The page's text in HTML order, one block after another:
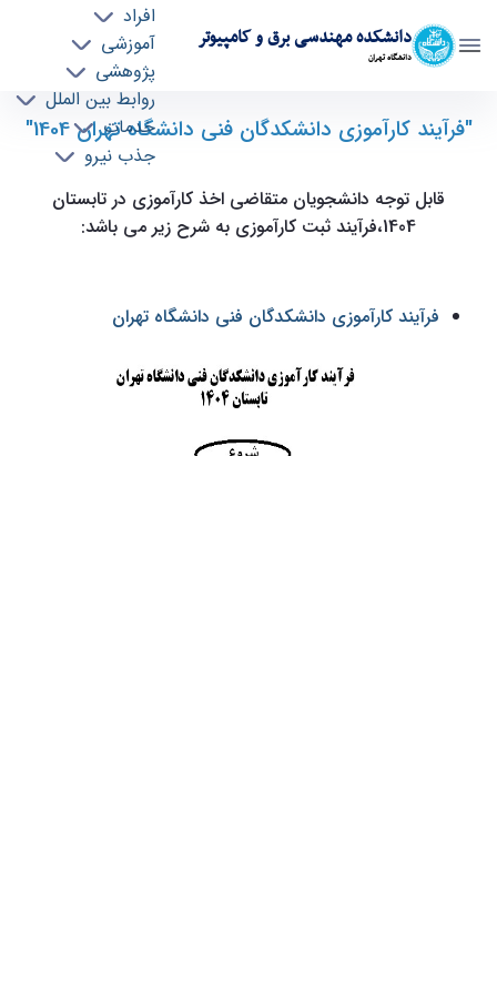
دانشکده مهندسی برق و کامپیوتر
دانشگاه تهران
افراد
آموزشی
پژوهشی
روابط بین الملل
خدمات
جذب نیرو
فرآیند کارآموزی دانشکدگان فنی دانشگاه تهران
"فرآیند کارآموزی دانشکدگان فنی دانشگاه تهران 1404"
قابل توجه دانشجویان متقاضی اخذ کارآموزی در تابستان
1404،فرآیند ثبت کارآموزی به شرح زیر می باشد:
فرآیند کارآموزی دانشکدگان فنی دانشگاه تهران